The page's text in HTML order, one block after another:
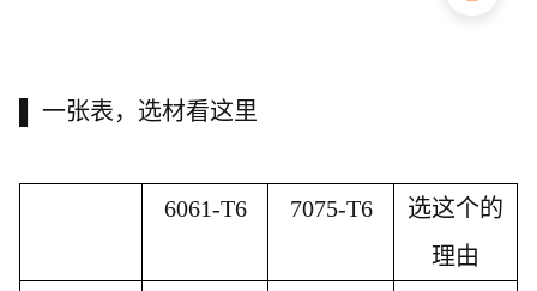
▌ 一张表，选材看这里
6061-T6 7075-T6
选这个的
理由